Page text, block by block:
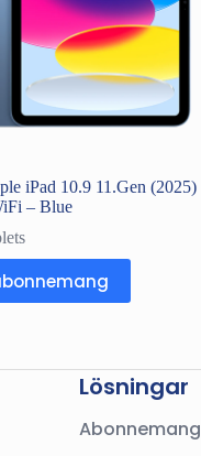
iPad 10.9 11.Gen (2025)
– Blue
Lösningar
Abonnemang